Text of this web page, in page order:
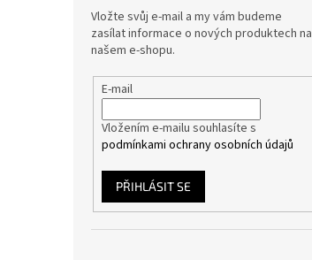
Vložte svůj e-mail a my vám budeme
zasílat informace o nových produktech na
našem e-shopu.
E-mail
Vložením e-mailu souhlasíte s
podmínkami ochrany osobních údajů
PŘIHLÁSIT SE